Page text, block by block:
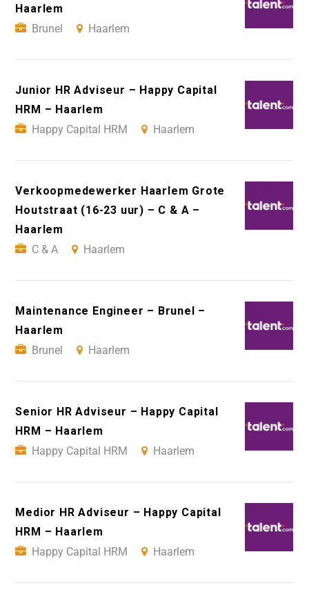
Haarlem
Brunel
Haarlem
Junior HR Adviseur – Happy Capital
HRM – Haarlem
Happy Capital HRM
Haarlem
Verkoopmedewerker Haarlem Grote
Houtstraat (16-23 uur) – C & A –
Haarlem
C & A
Haarlem
Maintenance Engineer – Brunel –
Haarlem
Brunel
Haarlem
Senior HR Adviseur – Happy Capital
HRM – Haarlem
Happy Capital HRM
Haarlem
Medior HR Adviseur – Happy Capital
HRM – Haarlem
Happy Capital HRM
Haarlem